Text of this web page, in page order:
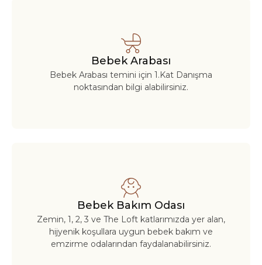
Bebek Arabası
Bebek Arabası temini için 1.Kat Danışma
noktasından bilgi alabilirsiniz.
Bebek Bakım Odası
Zemin, 1, 2, 3 ve The Loft katlarımızda yer alan,
hijyenik koşullara uygun bebek bakım ve
emzirme odalarından faydalanabilirsiniz.